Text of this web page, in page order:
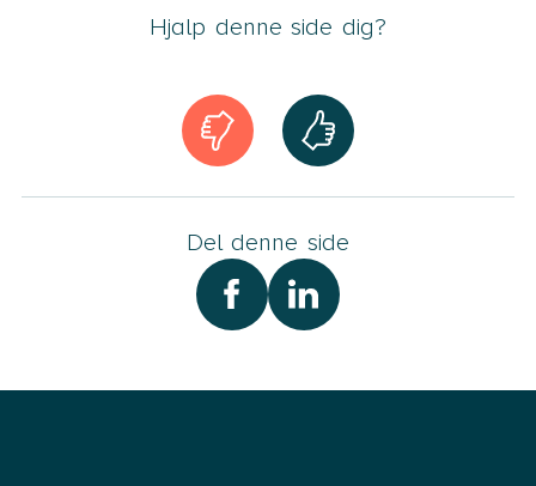
Jeg accepterer, at mit spørgsmål og mit fornavn bliver
vist på siden. Læs mere om, hvordan vi behandler og
opbevarer dine data i Advodans Persondatapolitik
Hjalp denne side dig?
Del denne side